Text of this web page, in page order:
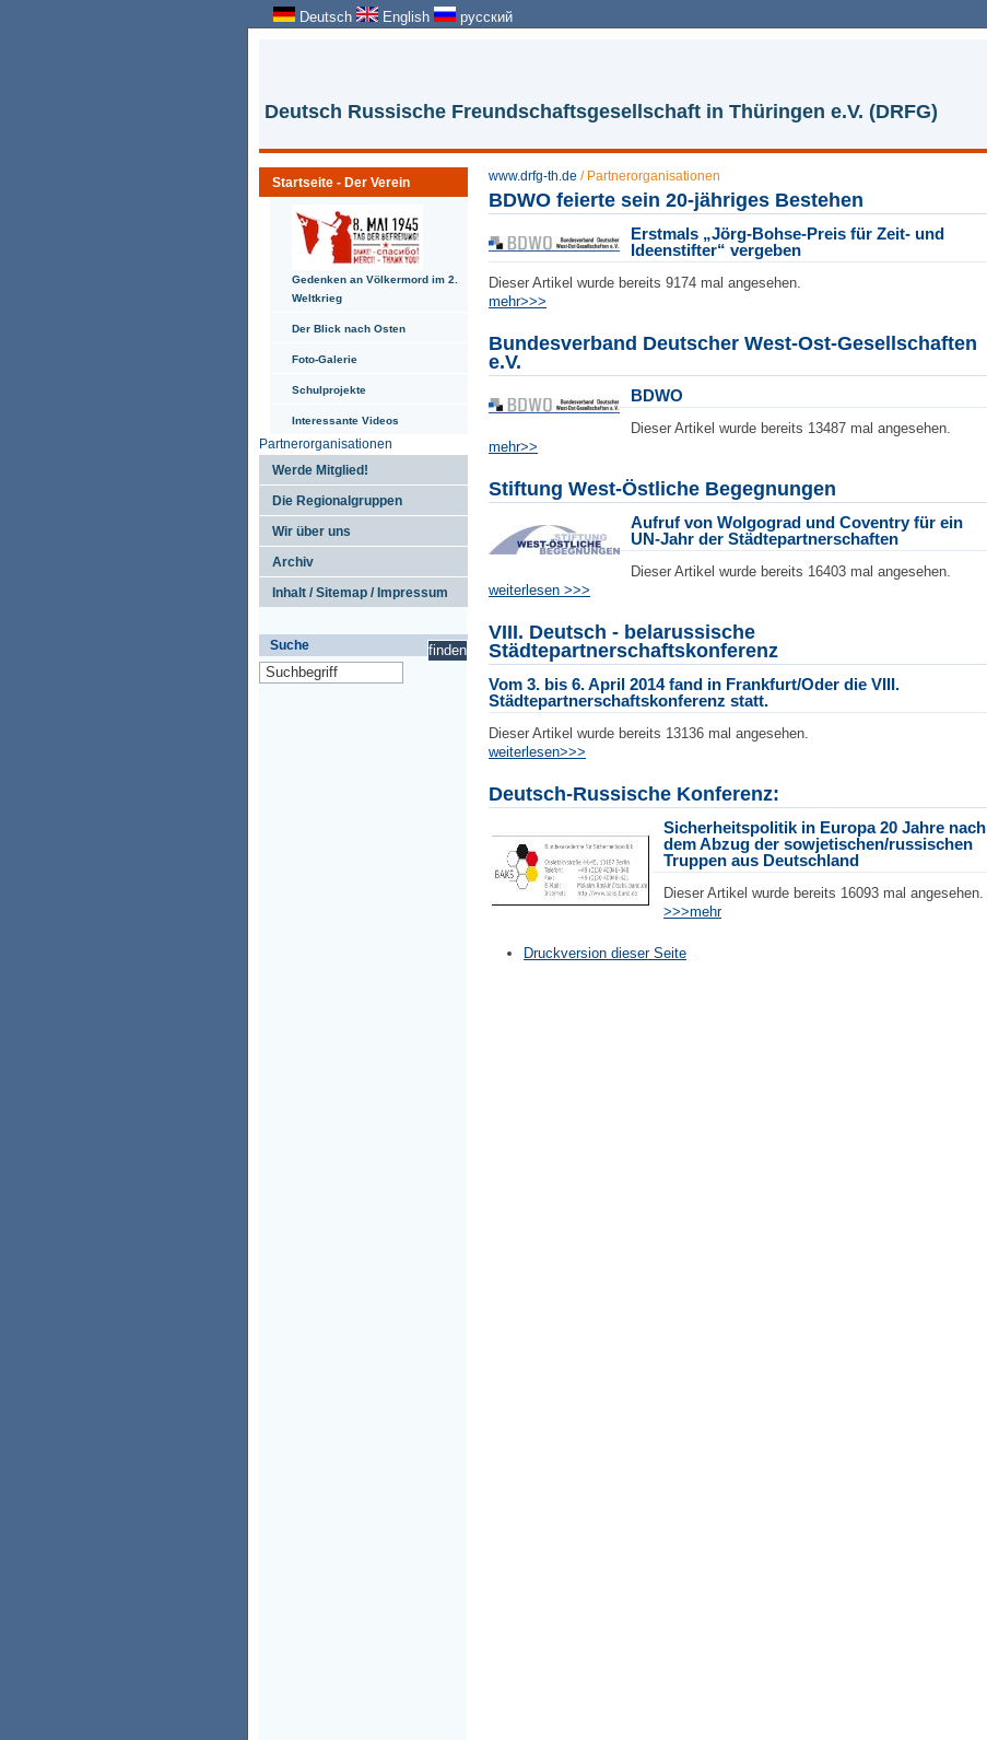
Deutsch English русский
Deutsch Russische Freundschaftsgesellschaft in Thüringen e.V. (DRFG)
Startseite - Der Verein
Gedenken an Völkermord im 2.
Weltkrieg
Der Blick nach Osten
Foto-Galerie
Schulprojekte
Interessante Videos
Partnerorganisationen
Werde Mitglied!
Die Regionalgruppen
Wir über uns
Archiv
Inhalt / Sitemap / Impressum
Suche
www.drfg-th.de / Partnerorganisationen
BDWO feierte sein 20-jähriges Bestehen
Erstmals „Jörg-Bohse-Preis für Zeit- und
Ideenstifter“ vergeben
Dieser Artikel wurde bereits 9174 mal angesehen.
mehr>>>
Bundesverband Deutscher West-Ost-Gesellschaften
e.V.
BDWO
Dieser Artikel wurde bereits 13487 mal angesehen.
mehr>>
Stiftung West-Östliche Begegnungen
Aufruf von Wolgograd und Coventryfür ein
UN-Jahr der Städtepartnerschaften
Dieser Artikel wurde bereits 16403 mal angesehen.
weiterlesen >>>
VIII. Deutsch - belarussische
Städtepartnerschaftskonferenz
Vom 3. bis 6. April 2014 fand in Frankfurt/Oder die VIII.
Städtepartnerschaftskonferenz statt.
Dieser Artikel wurde bereits 13136 mal angesehen.
weiterlesen>>>
Deutsch-Russische Konferenz:
Sicherheitspolitik in Europa 20 Jahre nach
dem Abzug der sowjetischen/russischen
Truppen aus Deutschland
Dieser Artikel wurde bereits 16093 mal angesehen.
>>>mehr
Druckversion dieser Seite